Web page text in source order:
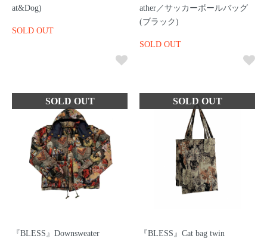
at&Dog)
SOLD OUT
ather／サッカーボールバッグ
(ブラック)
SOLD OUT
『BLESS』Downsweater 『BLESS』Cat bag twin